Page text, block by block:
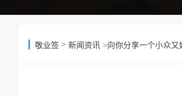
敬业签 > 新闻资讯 >向你分享一个小众又